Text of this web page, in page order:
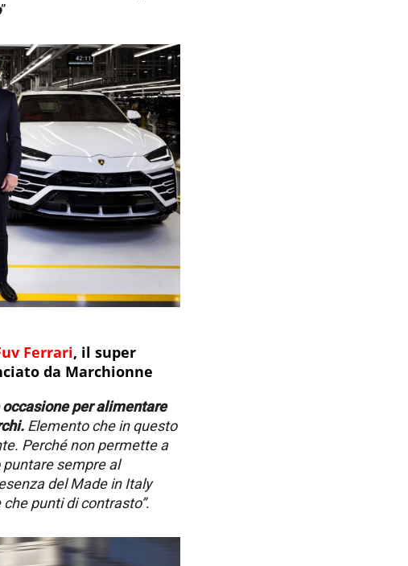
”
Ferrari, il super
da Marchionne
per alimentare
Elemento che in questo
Perché non permette a
sempre al
del Made in Italy
punti di contrasto”.